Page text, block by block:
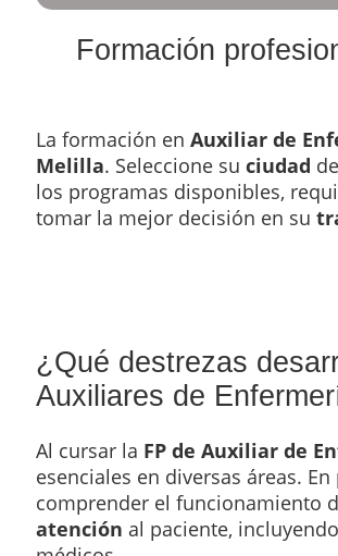
Formación
La formación en Auxiliar de
Melilla. Seleccione su ciudad
los programas disponibles,
tomar la mejor decisión en su
¿Qué destrezas
Auxiliares de
Al cursar la FP de Auxiliar de
esenciales en diversas áreas.
comprender el funcionamiento
atención al paciente,